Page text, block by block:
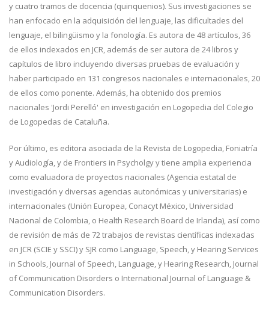
y cuatro tramos de docencia (quinquenios). Sus investigaciones se
han enfocado en la adquisición del lenguaje, las dificultades del
lenguaje, el bilingüismo y la fonología. Es autora de 48 artículos, 36
de ellos indexados en JCR, además de ser autora de 24 libros y
capítulos de libro incluyendo diversas pruebas de evaluación y
haber participado en 131 congresos nacionales e internacionales, 20
de ellos como ponente. Además, ha obtenido dos premios
nacionales 'Jordi Perelló' en investigación en Logopedia del Colegio
de Logopedas de Cataluña.
Por último, es editora asociada de la Revista de Logopedia, Foniatría
y Audiología, y de Frontiers in Psycholgy y tiene amplia experiencia
como evaluadora de proyectos nacionales (Agencia estatal de
investigación y diversas agencias autonómicas y universitarias) e
internacionales (Unión Europea, Conacyt México, Universidad
Nacional de Colombia, o Health Research Board de Irlanda), así como
de revisión de más de 72 trabajos de revistas científicas indexadas
en JCR (SCIE y SSCI) y SJR como Language, Speech, y Hearing Services
in Schools, Journal of Speech, Language, y Hearing Research, Journal
of Communication Disorders o International Journal of Language &
Communication Disorders.